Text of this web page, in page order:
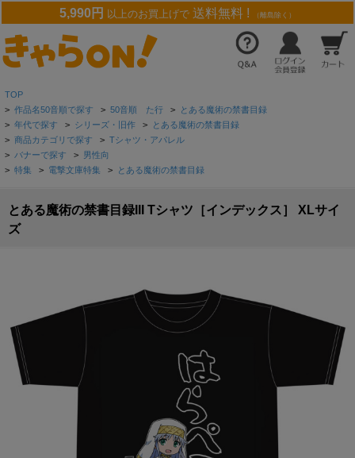
5,990円 以上のお買上げで 送料無料 ! （離島除く）
TOP
> 作品名50音順で探す > 50音順 た行 > とある魔術の禁書目録
> 年代で探す > シリーズ・旧作 > とある魔術の禁書目録
> 商品カテゴリで探す > Tシャツ・アパレル
> バナーで探す > 男性向
> 特集 > 電撃文庫特集 > とある魔術の禁書目録
とある魔術の禁書目録III Tシャツ［インデックス］ XLサイ
ズ